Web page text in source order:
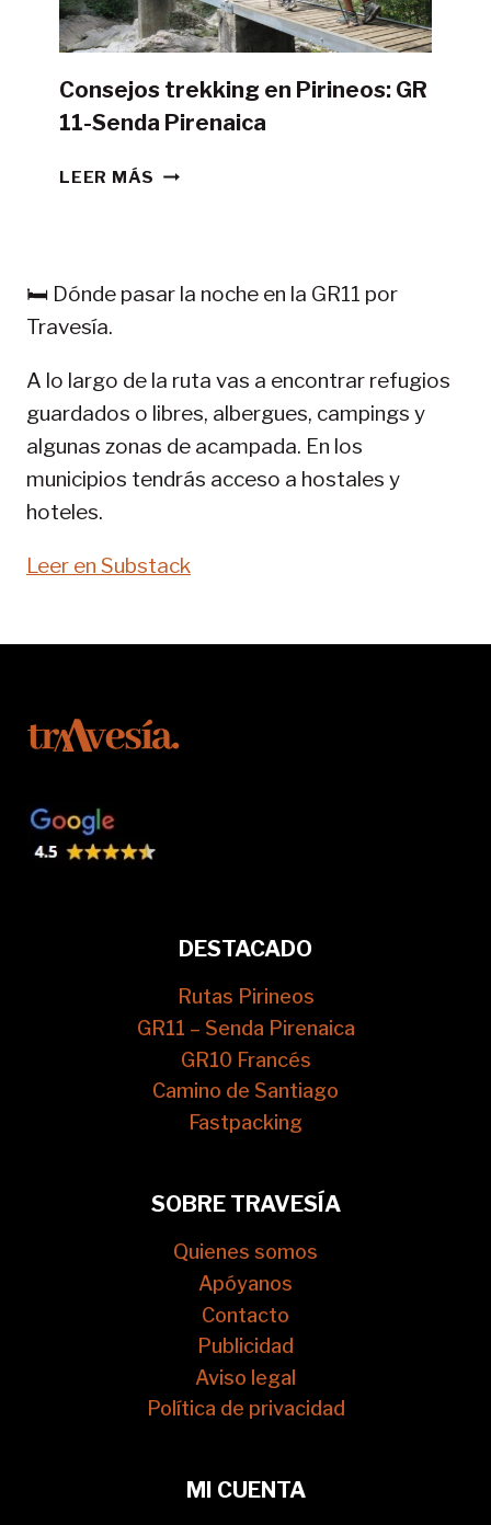
Consejos trekking en Pirineos: GR
11-Senda Pirenaica
LEER MÁS CONSEJOS
11-
🛏️ Dónde pasar la noche en la GR11 por
Travesía.
A lo largo de la ruta vas a encontrar refugios
guardados o libres, albergues, campings y
algunas zonas de acampada. En los
municipios tendrás acceso a hostales y
hoteles.
Leer en Substack
DESTACADO
Rutas Pirineos
GR11 – Senda Pirenaica
GR10 Francés
Camino de Santiago
Fastpacking
SOBRE TRAVESÍA
Quienes somos
Apóyanos
Contacto
Publicidad
Aviso legal
Política de privacidad
MI CUENTA